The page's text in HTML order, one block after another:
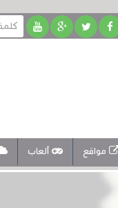
مواقع ألعاب